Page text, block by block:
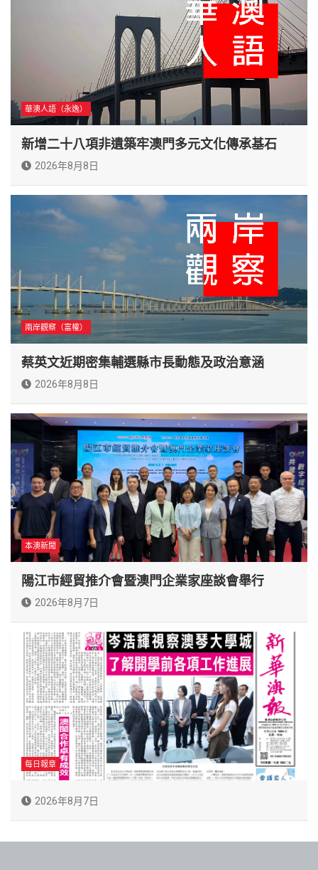
華澳人語（永逸）
新增二十八項非遺築牢澳門多元文化傳承基石
2026年8月8日
兩岸觀察（富權）
蔡英文近期密集輔選縣市長動態及政治意涵
2026年8月8日
本澳新聞
陽江市經貿推介會暨澳門企業家座談會舉行
2026年8月7日
每日報章
2026年8月7日